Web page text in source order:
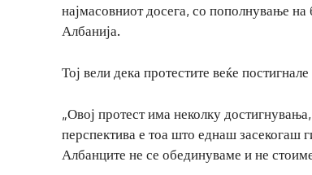
најмасовниот досега, со пополнување
Албанија.
Тој вели дека протестите веќе
„Овој протест има неколку
перспектива е тоа што еднаш засекогаш
Албанците не се обединуваме и не